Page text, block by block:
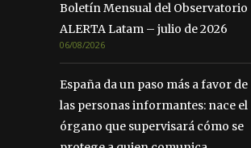
Boletín Mensual del Observatorio
ALERTA Latam – julio de 2026
06/08/2026
España da un paso más a favor de
las personas informantes: nace el
órgano que supervisará cómo se